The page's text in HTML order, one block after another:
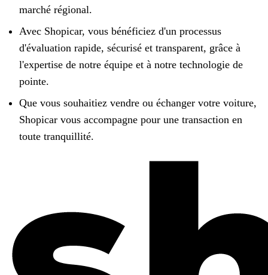
marché régional.
Avec Shopicar, vous bénéficiez d'un processus
d'évaluation rapide, sécurisé et transparent, grâce à
l'expertise de notre équipe et à notre technologie de
pointe.
Que vous souhaitiez vendre ou échanger votre voiture,
Shopicar vous accompagne pour une transaction en
toute tranquillité.